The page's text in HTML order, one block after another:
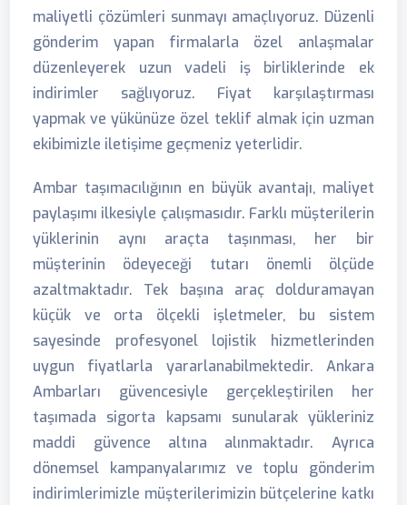
maliyetli çözümleri sunmayı amaçlıyoruz. Düzenli
gönderim yapan firmalarla özel anlaşmalar
düzenleyerek uzun vadeli iş birliklerinde ek
indirimler sağlıyoruz. Fiyat karşılaştırması
yapmak ve yükünüze özel teklif almak için uzman
ekibimizle iletişime geçmeniz yeterlidir.
Ambar taşımacılığının en büyük avantajı, maliyet
paylaşımı ilkesiyle çalışmasıdır. Farklı müşterilerin
yüklerinin aynı araçta taşınması, her bir
müşterinin ödeyeceği tutarı önemli ölçüde
azaltmaktadır. Tek başına araç dolduramayan
küçük ve orta ölçekli işletmeler, bu sistem
sayesinde profesyonel lojistik hizmetlerinden
uygun fiyatlarla yararlanabilmektedir. Ankara
Ambarları güvencesiyle gerçekleştirilen her
taşımada sigorta kapsamı sunularak yükleriniz
maddi güvence altına alınmaktadır. Ayrıca
dönemsel kampanyalarımız ve toplu gönderim
indirimlerimizle müşterilerimizin bütçelerine katkı